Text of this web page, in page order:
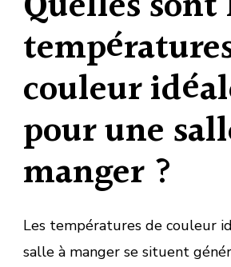
couleur
pour une
manger ?
Les températures de couleur
salle à manger se situent